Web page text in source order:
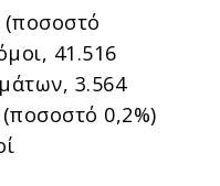
41.516
3.564
(ποσοστό 0,2%)